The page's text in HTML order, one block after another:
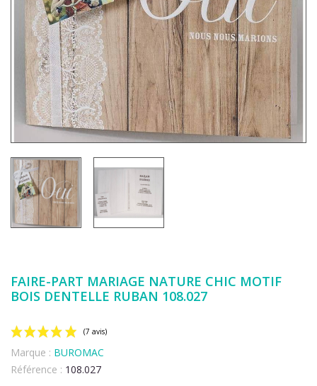
FAIRE-PART MARIAGE NATURE CHIC MOTIF
BOIS DENTELLE RUBAN 108.027
Marque : BUROMAC
Référence : 108.027